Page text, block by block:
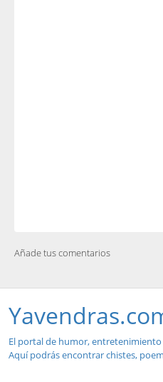
Añade tus comentarios
El portal de humor,
Aquí podrás encontrar chistes,